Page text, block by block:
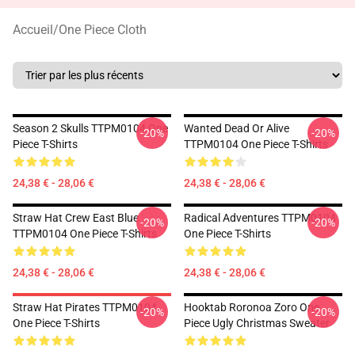
Accueil/One Piece Cloth
Season 2 Skulls TTPM0104 One
Piece T-Shirts
24,38 € - 28,06 €
-20%
Wanted Dead Or Alive
TTPM0104 One Piece T-Shirts
24,38 € - 28,06 €
-20%
Straw Hat Crew East Blue
TTPM0104 One Piece T-Shirts
24,38 € - 28,06 €
-20%
Radical Adventures TTPM0104
One Piece T-Shirts
24,38 € - 28,06 €
-20%
Straw Hat Pirates TTPM0104
One Piece T-Shirts
-20%
Hooktab Roronoa Zoro One
Piece Ugly Christmas Sweater
-20%